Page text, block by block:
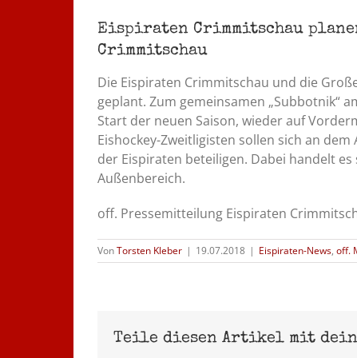
Eispiraten Crimmitschau
Crimmitschau
Die Eispiraten Crimmitschau und die
geplant. Zum gemeinsamen „Subbotnik“
Start der neuen Saison, wieder auf
Eishockey-Zweitligisten sollen sich an
der Eispiraten beteiligen. Dabei handelt
Außenbereich.
off. Pressemitteilung Eispiraten
VonTorsten Kleber | 19.07.2018 | Eispiraten-News, off.
Teile diesen Artikel mit